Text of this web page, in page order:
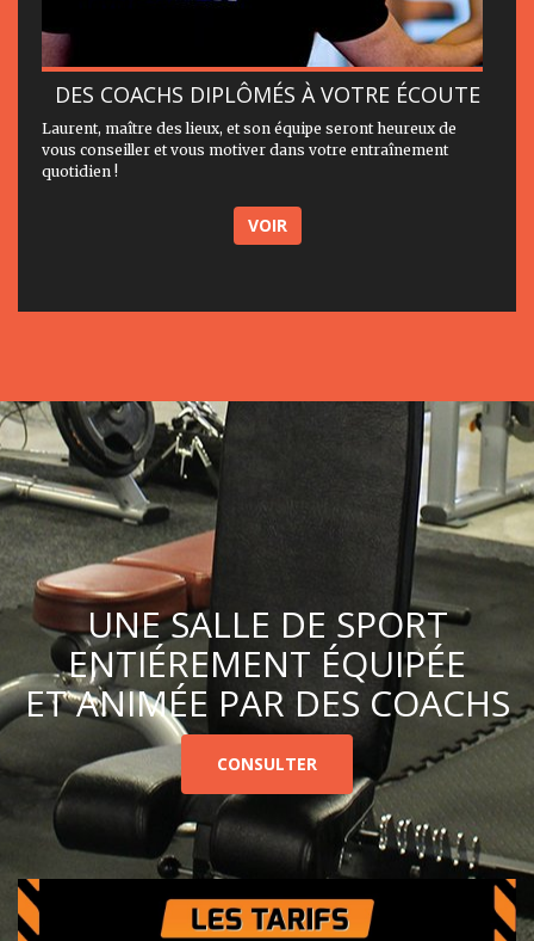
DES COACHS DIPLÔMÉS À VOTRE ÉCOUTE
Laurent, maître des lieux, et son équipe seront heureux de
vous conseiller et vous motiver dans votre entraînement
quotidien !
VOIR
UNE SALLE DE SPORT
ENTIÉREMENT ÉQUIPÉE
ET ANIMÉE PAR DES COACHS
CONSULTER